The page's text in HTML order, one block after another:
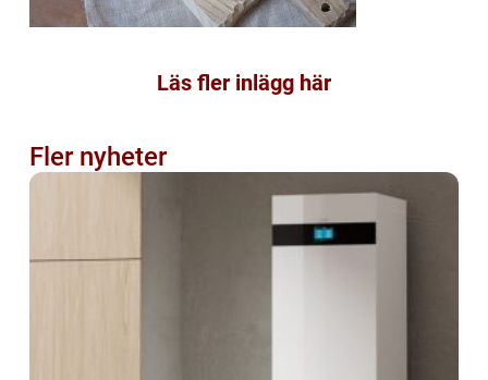
Läs fler inlägg här
Fler nyheter